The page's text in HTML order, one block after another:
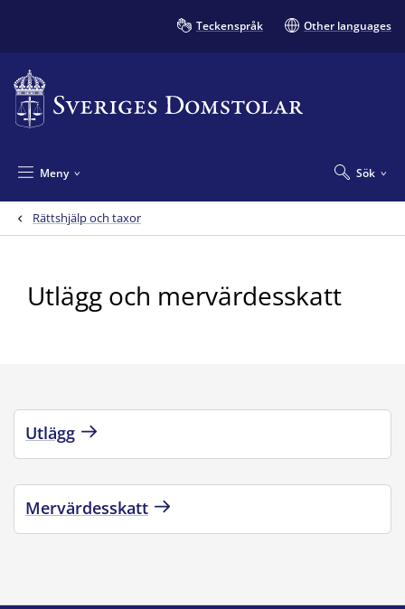
Teckenspråk Other languages
Sök
Meny
Rättshjälp och taxor
Utlägg och mervärdesskatt
Utlägg
Mervärdesskatt